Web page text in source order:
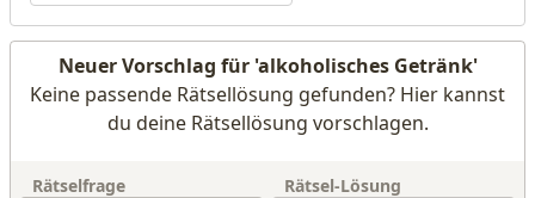
Neuer Vorschlag für 'alkoholisches Getränk'
Keine passende Rätsellösung gefunden? Hier kannst
du deine Rätsellösung vorschlagen.
Rätselfrage Rätsel-Lösung